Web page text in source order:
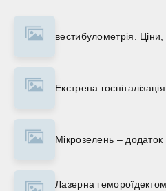
вестибулометрія. Ціни,
Екстрена
Мікрозелень –
Лазерна